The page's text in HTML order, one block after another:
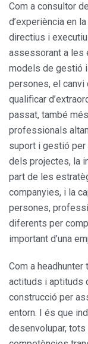
Com a consultor
d’experiència en
directius i
assessorant a les
models de gestió
persones, el canvi
qualificar
passat, també
professionals
suport i gestió per
dels projectes, la
part de les
companyies, i la
persones,
diferents per
important d’una
Com a
actituds i aptituds
construcció per
entorn. I és que
desenvolupar,